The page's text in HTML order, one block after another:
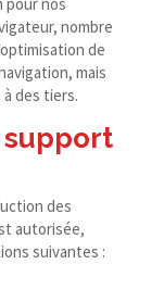
nombre
de
mais
des tiers.
des
autorisée,
suivantes :